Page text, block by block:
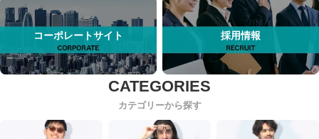
コーポレートサイト 採用情報
カテゴリーから探す